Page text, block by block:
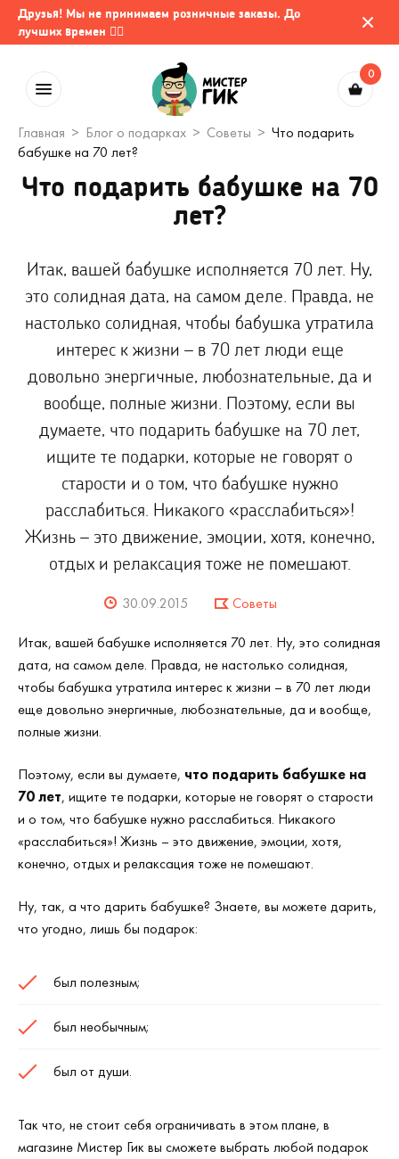
Друзья! Мы не принимаем розничные заказы. До
лучших времен 🤷‍♂️
0
Главная Блог о подарках Советы
Что подарить
бабушке на 70 лет?
Что подарить бабушке на 70
лет?
Итак, вашей бабушке исполняется 70 лет. Ну,
это солидная дата, на самом деле. Правда, не
настолько солидная, чтобы бабушка утратила
интерес к жизни – в 70 лет люди еще
довольно энергичные, любознательные, да и
вообще, полные жизни. Поэтому, если вы
думаете, что подарить бабушке на 70 лет,
ищите те подарки, которые не говорят о
старости и о том, что бабушке нужно
расслабиться. Никакого «расслабиться»!
Жизнь – это движение, эмоции, хотя, конечно,
отдых и релаксация тоже не помешают.
30.09.2015 Советы
Итак, вашей бабушке исполняется 70 лет. Ну, это солидная
дата, на самом деле. Правда, не настолько солидная,
чтобы бабушка утратила интерес к жизни – в 70 лет люди
еще довольно энергичные, любознательные, да и вообще,
полные жизни.
Поэтому, если вы думаете, что подарить бабушке на
70 лет, ищите те подарки, которые не говорят о старости
и о том, что бабушке нужно расслабиться. Никакого
«расслабиться»! Жизнь – это движение, эмоции, хотя,
конечно, отдых и релаксация тоже не помешают.
Ну, так, а что дарить бабушке? Знаете, вы можете дарить,
что угодно, лишь бы подарок:
был полезным;
был необычным;
был от души.
Так что, не стоит себя ограничивать в этом плане, в
магазине Мистер Гик вы сможете выбрать любой подарок